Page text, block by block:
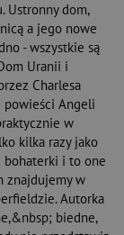
Ustronny dom,
a jego nowe
- wszystkie są
Uranii i
Charlesa
powieści Angeli
w
kilka razy jako
bohaterki i to one
znajdujemy w
Autorka
biedne,